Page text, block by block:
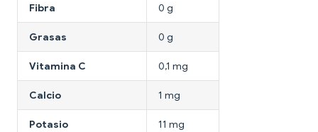
Fibra 0 g
Grasas 0 g
Vitamina C 0,1 mg
Calcio 1 mg
Potasio 11 mg